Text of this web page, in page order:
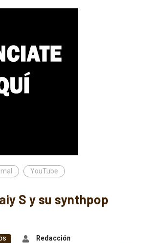
YouTube
S y su synthpop
Redacción